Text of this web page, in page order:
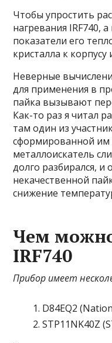
Чтобы упростить
нагревания IRF740,
показатели его
кристалла к
Неверные
для применения в
пайка вызывают
Как-то раз я читал
там один из
сформированной им
металлоискатель
долго разбирался, и
некачественной
снижение
Чем
IRF740
Прибор имеет
D84EQ2
STP11NK40Z